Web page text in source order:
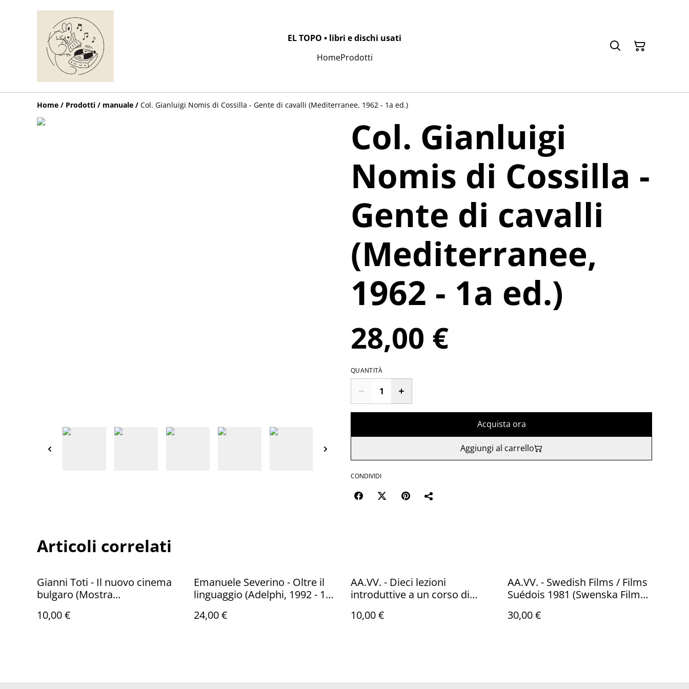
EL TOPO • libri e dischi usati
HomeProdotti
Home / Prodotti / manuale / Col. Gianluigi Nomis di Cossilla - Gente di cavalli (Mediterranee, 1962 - 1a ed.)
Col. Gianluigi
Nomis di Cossilla -
Gente di cavalli
(Mediterranee,
1962 - 1a ed.)
28,00 €
QUANTITÀ
Acquista ora
Aggiungi al carrello
CONDIVIDI
Articoli correlati
Gianni Toti - Il nuovo cinema
bulgaro (Mostra
libero, 1978)
10,00 €
Emanuele Severino - Oltre il
linguaggio (Adelphi, 1992 - 1a
24,00 €
AA.VV. - Dieci lezioni
introduttive a un corso di
2009)
10,00 €
AA.VV. - Swedish Films / Films
Suédois 1981 (Swenska Film
30,00 €